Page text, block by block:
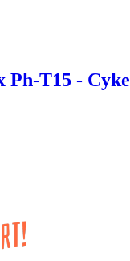
Ph-T15 -